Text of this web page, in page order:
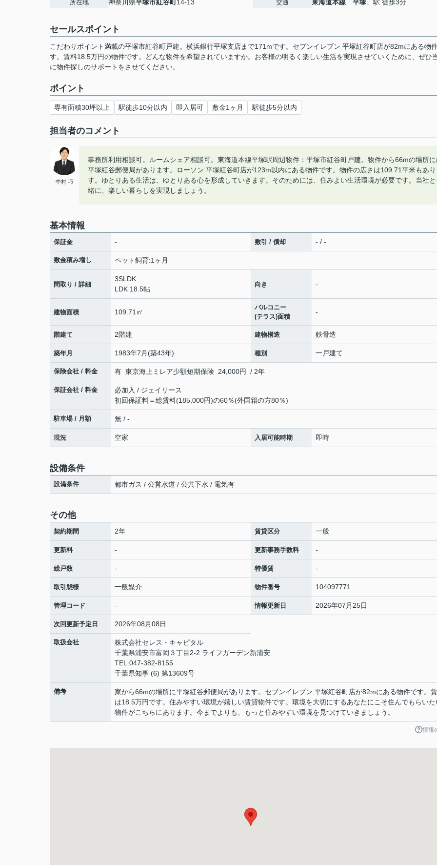
所在地 神奈川県平塚市紅谷町14-13 交通 東海道本線 「平塚 」駅 徒歩3分
セールスポイント
こだわりポイント満載の平塚市紅谷町戸建。横浜銀行平塚支店まで171mです。セブンイレブン 平塚紅谷町店が82mにある物
す。賃料18.5万円の物件です。どんな物件を希望されていますか。お客様の明るく楽しい生活を実現させていくために、ぜひ
に物件探しのサポートをさせてください。
ポイント
専有面積30坪以上 駅徒歩10分以内 即入居可 敷金1ヶ月 駅徒歩5分以内
担当者のコメント
中村 巧
事務所利用相談可。ルームシェア相談可。東海道本線平塚駅周辺物件：平塚市紅谷町戸建。物件から66mの場所に
平塚紅谷郵便局があります。ローソン 平塚紅谷町店が123m以内にある物件です。物件の広さは109.71平米もあり
す。ゆとりある生活は、ゆとりある心を形成していきます。そのためには、住みよい生活環境が必要です。当社
緒に、楽しい暮らしを実現しましょう。
基本情報
保証金 - 敷引 / 償却 - / -
敷金積み増し ペット飼育:1ヶ月
間取り / 詳細
3SLDK
LDK 18.5帖
向き -
建物面積 109.71㎡
バルコニー
(テラス)面積
-
階建て 2階建 建物構造 鉄骨造
築年月 1983年7月(築43年) 種別 一戸建て
保険会社 / 料金 有 東京海上ミレア少額短期保険 24,000円 / 2年
保証会社 / 料金
必加入 / ジェイリース
初回保証料＝総賃料(185,000円)の60％(外国籍の方80％)
駐車場 / 月額 無 / -
現況 空家 入居可能時期 即時
設備条件
設備条件 都市ガス / 公営水道 / 公共下水 / 電気有
その他
契約期間 2年 賃貸区分 一般
更新料 - 更新事務手数料 -
総戸数 - 特優賃 -
取引態様 一般媒介 物件番号 104097771
管理コード - 情報更新日 2026年07月25日
次回更新予定日 2026年08月08日
取扱会社
株式会社セレス・キャピタル
千葉県浦安市富岡３丁目2-2 ライフガーデン新浦安
TEL:047-382-8155
千葉県知事 (6) 第13609号
備考
家から66mの場所に平塚紅谷郵便局があります。セブンイレブン 平塚紅谷町店が82mにある物件です。
は18.5万円です。住みやすい環境が嬉しい賃貸物件です。環境を大切にするあなたにこそ住んでもらいた
物件がこちらにあります。今までよりも、もっと住みやすい環境を見つけていきましょう。
情報